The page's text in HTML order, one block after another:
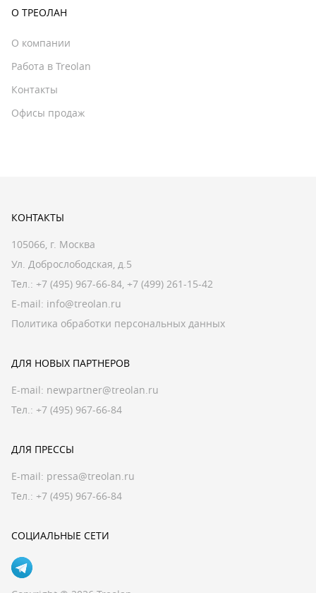
О ТРЕОЛАН
О компании
Работа в Treolan
Контакты
Офисы продаж
КОНТАКТЫ
105066, г. Москва
Ул. Доброслободская, д.5
Тел.: +7 (495) 967-66-84, +7 (499) 261-15-42
E-mail: info@treolan.ru
Политика обработки персональных данных
ДЛЯ НОВЫХ ПАРТНЕРОВ
E-mail: newpartner@treolan.ru
Тел.: +7 (495) 967-66-84
ДЛЯ ПРЕССЫ
E-mail: pressa@treolan.ru
Тел.: +7 (495) 967-66-84
СОЦИАЛЬНЫЕ СЕТИ